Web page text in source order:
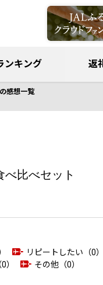
ンキング 返
感想一覧
べ比べセット
リピートしたい（0）
） その他（0）